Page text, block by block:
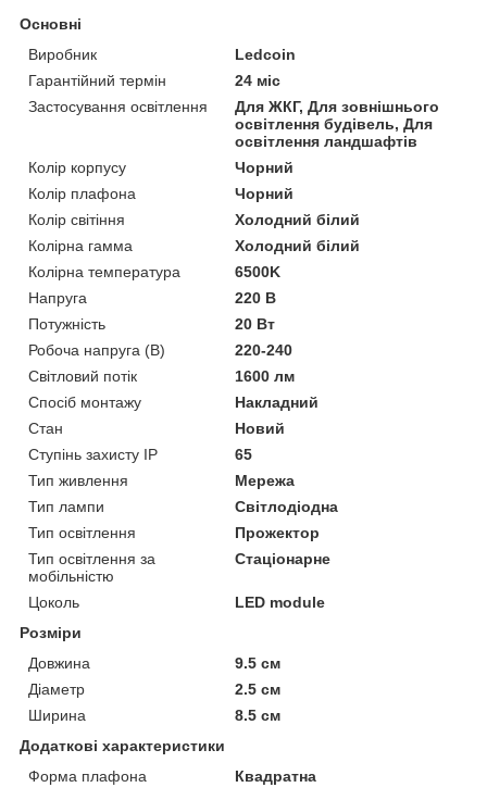
Основні
Виробник
Ledcoin
Гарантійний термін
24 міс
Застосування освітлення
Для ЖКГ, Для зовнішнього
освітлення будівель, Для
освітлення ландшафтів
Колір корпусу
Чорний
Колір плафона
Чорний
Колір світіння
Холодний білий
Колірна гамма
Холодний білий
Колірна температура
6500K
Напруга
220 В
Потужність
20 Вт
Робоча напруга (В)
220-240
Світловий потік
1600 лм
Спосіб монтажу
Накладний
Стан
Новий
Ступінь захисту IP
65
Тип живлення
Мережа
Тип лампи
Світлодіодна
Тип освітлення
Прожектор
Тип освітлення за
мобільністю
Стаціонарне
Цоколь
LED module
Розміри
Довжина
9.5 см
Діаметр
2.5 см
Ширина
8.5 см
Додаткові характеристики
Форма плафона
Квадратна